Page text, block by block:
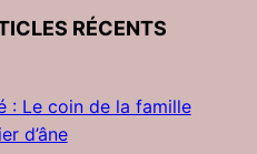
RÉCENTS
: Le coin de la famille
d’âne